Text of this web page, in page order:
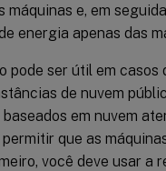
máquinas e, em
energia apenas das
pode ser útil em casos
de nuvem
em nuvem
permitir que as
você deve usar a